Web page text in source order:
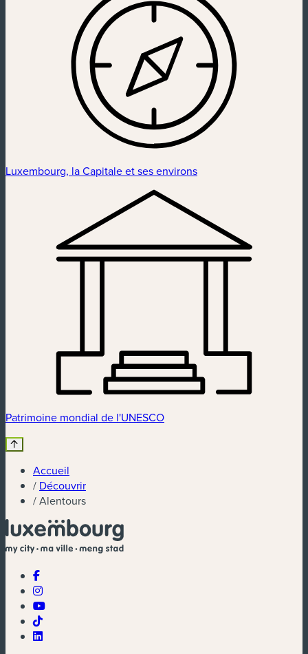
Luxembourg, la Capitale et ses environs
Patrimoine mondial de l'UNESCO
Accueil
/ Découvrir
/Alentours